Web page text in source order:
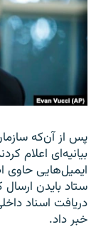
پس از آن‌که
بیانیه‌ای اعلام
ایمیل‌هایی حاوی
ستاد بایدن ارسال
دریافت اسناد
خبر داد.